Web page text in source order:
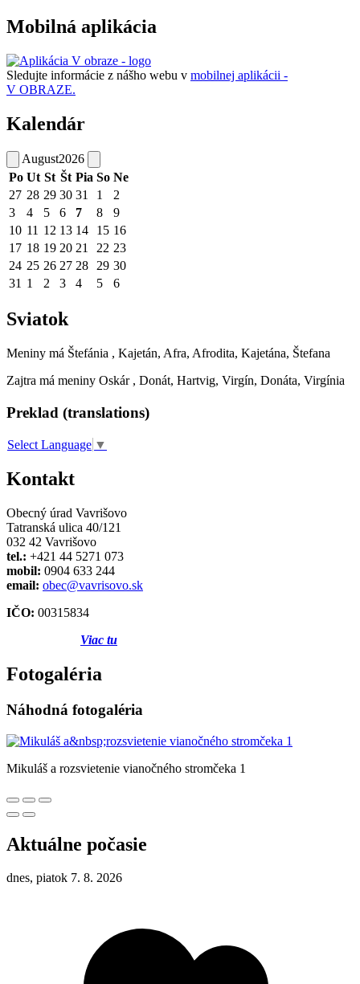
Mobilná aplikácia
Sledujte informácie z nášho webu v mobilnej aplikácii -
V OBRAZE.
Kalendár
August2026
Po Ut St Št Pia So Ne
27 28 29 30 31 1
2
3
4 5 6 7 8
9
10 11 12 13 14 15 16
17 18 19 20 21 22 23
24 25 26 27 28 29 30
31 1 2 3 4 5 6
Sviatok
Meniny má Štefánia , Kajetán, Afra, Afrodita, Kajetána, Štefana
Zajtra má meniny Oskár , Donát, Hartvig, Virgín, Donáta, Virgínia
Preklad (translations)
Select Language ▼
Kontakt
Obecný úrad Vavrišovo
Tatranská ulica 40/121
032 42 Vavrišovo
tel.: +421 44 5271 073
mobil: 0904 633 244
email: obec@vavrisovo.sk
IČO: 00315834
Viac tu
Fotogaléria
Náhodná fotogaléria
Mikuláš a rozsvietenie vianočného stromčeka 1
Aktuálne počasie
dnes, piatok 7. 8. 2026